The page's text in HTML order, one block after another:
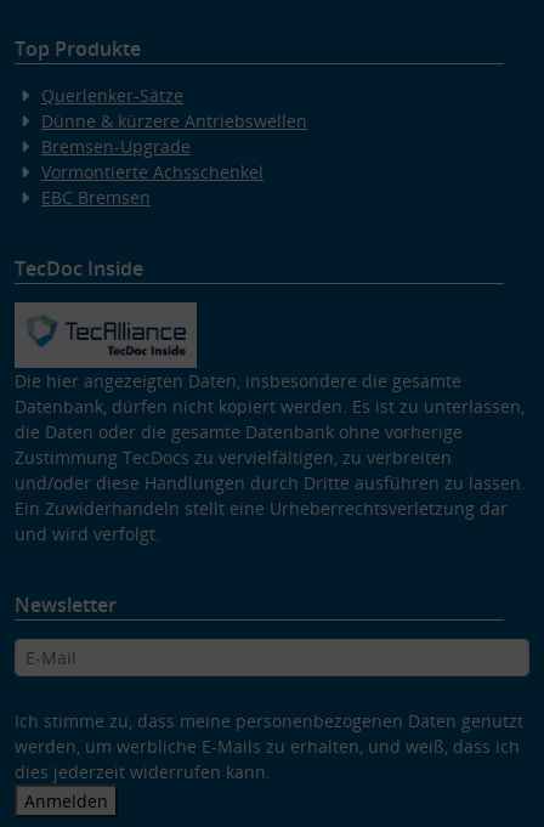
Top Produkte
Querlenker-Sätze
Dünne & kürzere Antriebswellen
Bremsen-Upgrade
Vormontierte Achsschenkel
EBC Bremsen
TecDoc Inside
Die hier angezeigten Daten, insbesondere die gesamte
Datenbank, dürfen nicht kopiert werden. Es ist zu unterlassen,
die Daten oder die gesamte Datenbank ohne vorherige
Zustimmung TecDocs zu vervielfältigen, zu verbreiten
und/oder diese Handlungen durch Dritte ausführen zu lassen.
Ein Zuwiderhandeln stellt eine Urheberrechtsverletzung dar
und wird verfolgt.
Newsletter
Ich stimme zu, dass meine personenbezogenen Daten genutzt
werden, um werbliche E-Mails zu erhalten, und weiß, dass ich
dies jederzeit widerrufen kann.
Anmelden